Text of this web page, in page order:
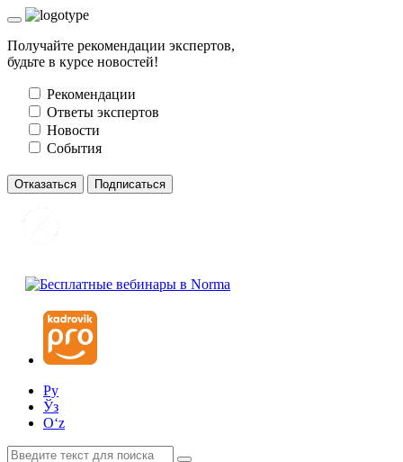
Получайте рекомендации экспертов,
будьте в курсе новостей!
Рекомендации
Ответы экспертов
Новости
События
Отказаться Подписаться
Ру
Ўз
Oʻz